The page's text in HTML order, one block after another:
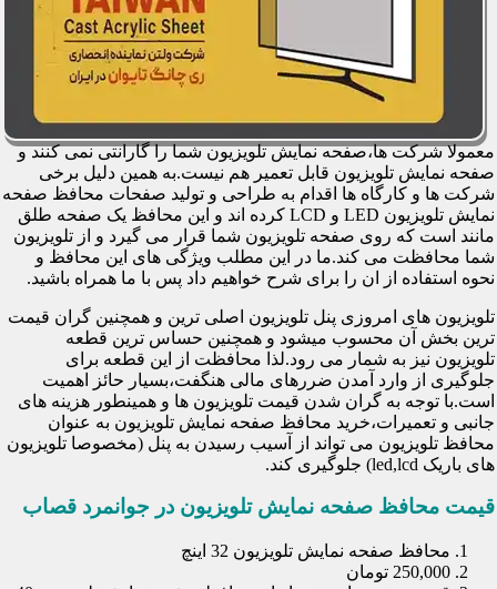
معمولا شرکت ها،صفحه نمایش تلویزیون شما را گارانتی نمی کنند و
صفحه نمایش تلویزیون قابل تعمیر هم نیست.به همین دلیل برخی
شرکت ها و کارگاه ها اقدام به طراحی و تولید صفحات محافظ صفحه
نمایش تلویزیون LED و LCD کرده اند و این محافظ یک صفحه طلق
مانند است که روی صفحه تلویزیون شما قرار می گیرد و از تلویزیون
شما محافظت می کند.ما در این مطلب ویژگی های این محافظ و
نحوه استفاده از ان را برای شرح خواهیم داد پس با ما همراه باشید.
تلویزیون های امروزی پنل تلویزیون اصلی ترین و همچنین گران قیمت
ترین بخش آن محسوب میشود و همچنین حساس ترین قطعه
تلویزیون نیز به شمار می رود.لذا محافظت از این قطعه برای
جلوگیری از وارد آمدن ضررهای مالی هنگفت،بسیار حائز اهمیت
است.با توجه به گران شدن قیمت تلویزیون ها و همینطور هزینه های
جانبی و تعمیرات،خرید محافظ صفحه نمایش تلویزیون به عنوان
محافظ تلویزیون می تواند از آسیب رسیدن به پنل (مخصوصا تلویزیون
های باریک led,lcd) جلوگیری کند.
قیمت محافظ صفحه نمایش تلویزیون در جوانمرد قصاب
محافظ صفحه نمایش تلویزیون 32 اینچ
250,000 تومان